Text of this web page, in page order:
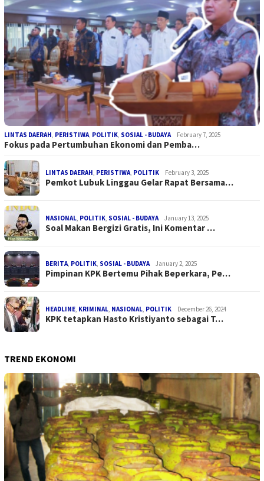
LINTAS DAERAH, PERISTIWA, POLITIK, SOSIAL - BUDAYA February 7, 2025
Fokus pada Pertumbuhan Ekonomi dan Pemba…
LINTAS DAERAH, PERISTIWA, POLITIK February 3, 2025
Pemkot Lubuk Linggau Gelar Rapat Bersama…
NASIONAL, POLITIK, SOSIAL - BUDAYA January 13, 2025
Soal Makan Bergizi Gratis, Ini Komentar …
BERITA, POLITIK, SOSIAL - BUDAYA January 2, 2025
Pimpinan KPK Bertemu Pihak Beperkara, Pe…
HEADLINE, KRIMINAL, NASIONAL, POLITIK December 26, 2024
KPK tetapkan Hasto Kristiyanto sebagai T…
TREND EKONOMI